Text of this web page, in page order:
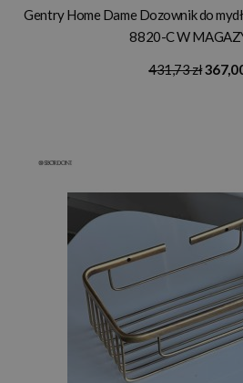
Gentry Home Dame Dozownik do
8820-C W
431,73 zł